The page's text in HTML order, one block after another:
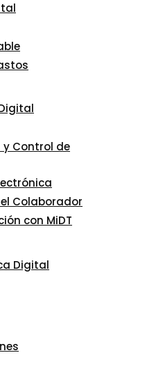
y Control de
Colaborador
con MiDT
Digital